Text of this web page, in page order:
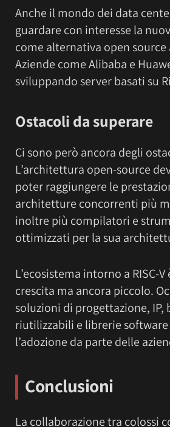
Anche il mondo dei data
guardare con interesse la
come alternativa open source
Aziende come Alibaba e
sviluppando server basati su
Ostacoli da superare
Ci sono però ancora degli
L’architettura open-source
poter raggiungere le
architetture concorrenti più
inoltre più compilatori e
ottimizzati per la sua
L’ecosistema intorno a RISC-
crescita ma ancora piccolo.
soluzioni di progettazione, IP,
riutilizzabili e librerie
l’adozione da parte delle
Conclusioni
La collaborazione tra colossi